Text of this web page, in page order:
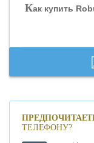
Как купить
ТЕЛЕФОНУ?